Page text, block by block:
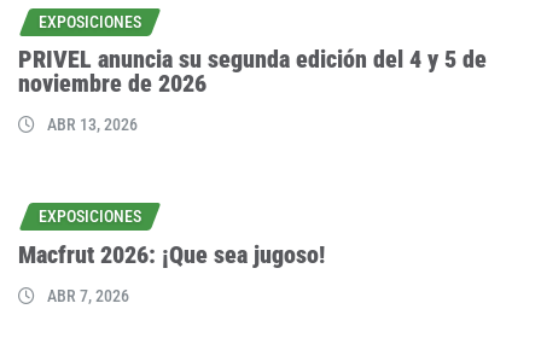
EXPOSICIONES
PRIVEL anuncia su segunda edición del 4 y 5 de
noviembre de 2026
ABR 13, 2026
EXPOSICIONES
Macfrut 2026: ¡Que sea jugoso!
ABR 7, 2026